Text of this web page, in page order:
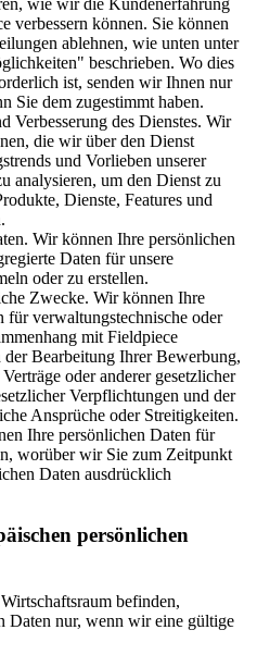
verbessern können. Sie können
ablehnen, wie unten unter
beschrieben. Wo dies
ist, senden wir Ihnen nur
Sie dem zugestimmt haben.
Verbesserung des Dienstes. Wir
die wir über den Dienst
und Vorlieben unserer
analysieren, um den Dienst zu
Dienste, Features und
Wir können Ihre persönlichen
Daten für unsere
oder zu erstellen.
Zwecke. Wir können Ihre
für verwaltungstechnische oder
mit Fieldpiece
Bearbeitung Ihrer Bewerbung,
oder anderer gesetzlicher
Verpflichtungen und der
Ansprüche oder Streitigkeiten.
Ihre persönlichen Daten für
worüber wir Sie zum Zeitpunkt
Daten ausdrücklich
persönlichen
befinden,
Daten nur, wenn wir eine gültige